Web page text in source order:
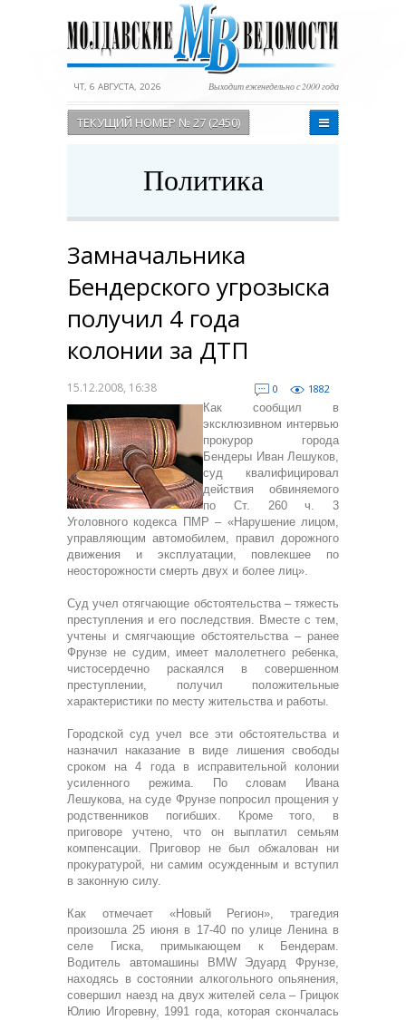
ЧТ, 6 АВГУСТА, 2026 Выходит еженедельно с 2000 года
ТЕКУЩИЙ НОМЕР № 27 (2450)
Политика
Замначальника
Бендерского угрозыска
получил 4 года
колонии за ДТП
15.12.2008, 16:38 0
1882
Как сообщил в
эксклюзивном интервью
прокурор города
Бендеры Иван Лешуков,
суд квалифицировал
действия обвиняемого
по Ст. 260 ч. 3
Уголовного кодекса ПМР – «Нарушение лицом,
управляющим автомобилем, правил дорожного
движения и эксплуатации, повлекшее по
неосторожности смерть двух и более лиц».
Суд учел отягчающие обстоятельства – тяжесть
преступления и его последствия. Вместе с тем,
учтены и смягчающие обстоятельства – ранее
Фрунзе не судим, имеет малолетнего ребенка,
чистосердечно раскаялся в совершенном
преступлении, получил положительные
характеристики по месту жительства и работы.
Городской суд учел все эти обстоятельства и
назначил наказание в виде лишения свободы
сроком на 4 года в исправительной колонии
усиленного режима. По словам Ивана
Лешукова, на суде Фрунзе попросил прощения у
родственников погибших. Кроме того, в
приговоре учтено, что он выплатил семьям
компенсации. Приговор не был обжалован ни
прокуратурой, ни самим осужденным и вступил
в законную силу.
Как отмечает «Новый Регион», трагедия
произошла 25 июня в 17-40 по улице Ленина в
селе Гиска, примыкающем к Бендерам.
Водитель автомашины BMW Эдуард Фрунзе,
находясь в состоянии алкогольного опьянения,
совершил наезд на двух жителей села – Грицюк
Юлию Игоревну, 1991 года, которая скончалась